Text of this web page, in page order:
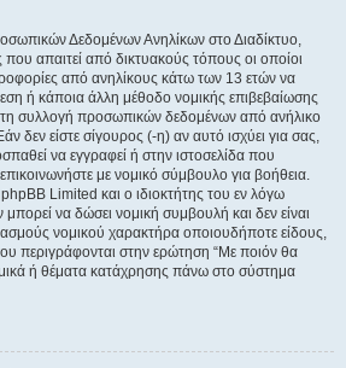
Δεδομένων Ανηλίκων στο Διαδίκτυο,
απαιτεί από δικτυακούς τόπους οι οποίοι
από ανηλίκους κάτω των 13 ετών να
ή κάποια άλλη μέθοδο νομικής επιβεβαίωσης
τη συλλογή προσωπικών δεδομένων από ανήλικο
δεν είστε σίγουρος (-η) αν αυτό ισχύει για σας,
να εγγραφεί ή στην ιστοσελίδα που
με νομικό σύμβουλο για βοήθεια.
Limited και ο ιδιοκτήτης του εν λόγω
να δώσει νομική συμβουλή και δεν είναι
νομικού χαρακτήρα οποιουδήποτε είδους,
περιγράφονται στην ερώτηση “Με ποιόν θα
ή θέματα κατάχρησης πάνω στο σύστημα